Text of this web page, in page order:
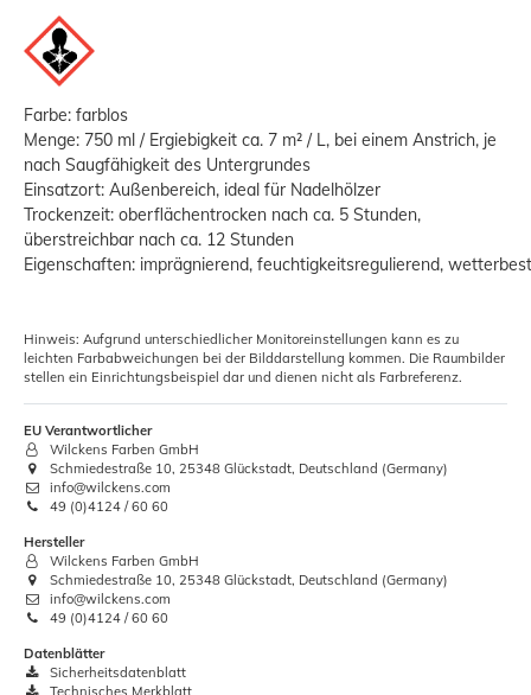
Farbe: farblos
Menge: 750 ml / Ergiebigkeit ca. 7 m² / L, bei einem Anstrich, je
nach Saugfähigkeit des Untergrundes
Einsatzort: Außenbereich, ideal für Nadelhölzer
Trockenzeit: oberflächentrocken nach ca. 5 Stunden,
überstreichbar nach ca. 12 Stunden
Eigenschaften: imprägnierend, feuchtigkeitsregulierend,
Hinweis: Aufgrund unterschiedlicher Monitoreinstellungen kann es zu
leichten Farbabweichungen bei der Bilddarstellung kommen. Die Raumbilder
stellen ein Einrichtungsbeispiel dar und dienen nicht als Farbreferenz.
EU Verantwortlicher
Wilckens Farben GmbH
Schmiedestraße 10, 25348 Glückstadt, Deutschland (Germany)
info@wilckens.com
49 (0)4124 / 60 60
Hersteller
Wilckens Farben GmbH
Schmiedestraße 10, 25348 Glückstadt, Deutschland (Germany)
info@wilckens.com
49 (0)4124 / 60 60
Datenblätter
Sicherheitsdatenblatt
Technisches Merkblatt